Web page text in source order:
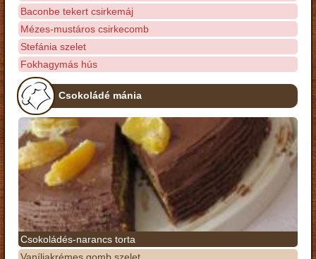
Baconbe tekert csirkemáj
Mézes-mustáros csirkecomb
Stefánia szelet
Fokhagymás hús
Csokoládé mánia
Csokoládés-narancs torta